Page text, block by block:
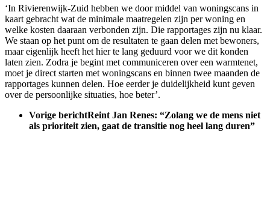
‘In Rivierenwijk-Zuid hebben we door middel van woningscans in
kaart gebracht wat de minimale maatregelen zijn per woning en
welke kosten daaraan verbonden zijn. Die rapportages zijn nu klaar.
We staan op het punt om de resultaten te gaan delen met bewoners,
maar eigenlijk heeft het hier te lang geduurd voor we dit konden
laten zien. Zodra je begint met communiceren over een warmtenet,
moet je direct starten met woningscans en binnen twee maanden de
rapportages kunnen delen. Hoe eerder je duidelijkheid kunt geven
over de persoonlijke situaties, hoe beter’.
Vorige berichtReint Jan Renes: “Zolang we de mens niet
als prioriteit zien, gaat de transitie nog heel lang duren”